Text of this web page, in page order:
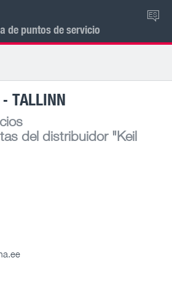
de puntos de servicio
ES
TALLINN
del distribuidor"Keil